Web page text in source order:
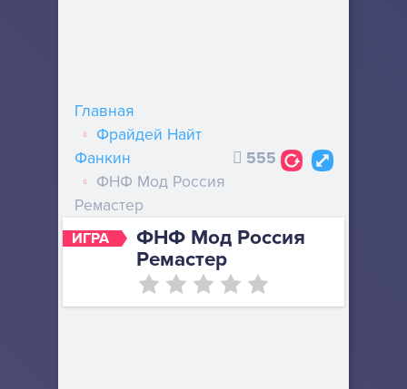
ИГРА
ФНФ Мод Россия
Ремастер
Главная
Фрайдей Найт
Фанкин
ФНФ Мод Россия
Ремастер
555